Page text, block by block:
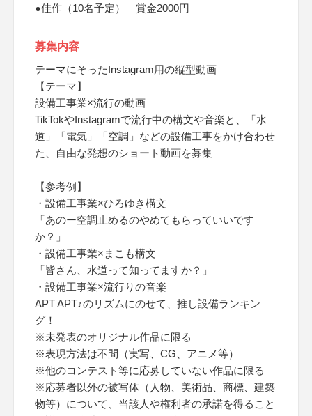
●佳作（10名予定） 賞金2000円
募集内容
テーマにそったInstagram用の縦型動画
【テーマ】
設備工事業×流行の動画
TikTokやInstagramで流行中の構文や音楽と、「水
道」「電気」「空調」などの設備工事をかけ合わせ
た、自由な発想のショート動画を募集
【参考例】
・設備工事業×ひろゆき構文
「あのー空調止めるのやめてもらっていいです
か？」
・設備工事業×まこも構文
「皆さん、水道って知ってますか？」
・設備工事業×流行りの音楽
APT APT♪のリズムにのせて、推し設備ランキン
グ！
※未発表のオリジナル作品に限る
※表現方法は不問（実写、CG、アニメ等）
※他のコンテスト等に応募していない作品に限る
※応募者以外の被写体（人物、美術品、商標、建築
物等）について、当該人や権利者の承諾を得ること